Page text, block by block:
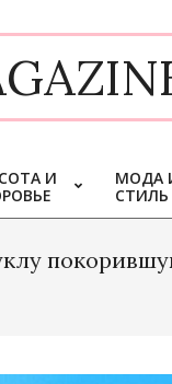
И
МОДА
СТИЛЬ